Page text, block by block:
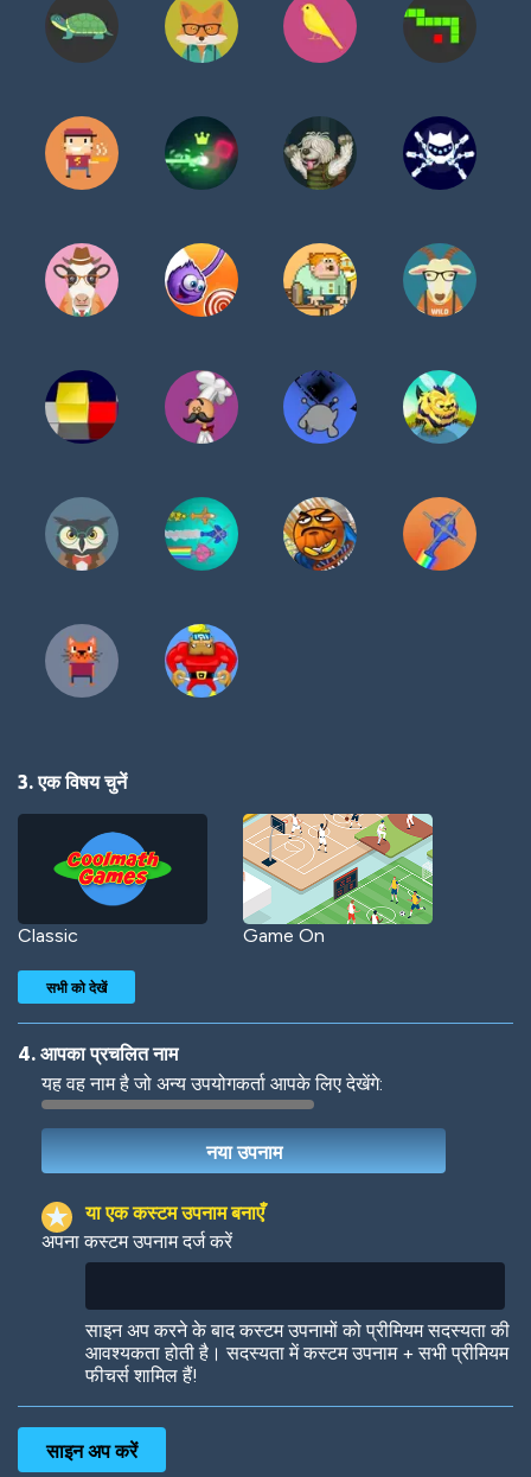
3. एक विषय चुनें
Classic Game On
Woof Jungle Cats
सभी को देखें
4. आपका प्रचलित नाम
यह वह नाम है जो अन्य उपयोगकर्ता आपके लिए देखेंगे:
या एक कस्टम उपनाम बनाएँ
अपना कस्टम उपनाम दर्ज करें
साइन अप करने के बाद कस्टम उपनामों को प्रीमियम सदस्यता की
आवश्यकता होती है। सदस्यता में कस्टम उपनाम + सभी प्रीमियम
फीचर्स शामिल हैं!